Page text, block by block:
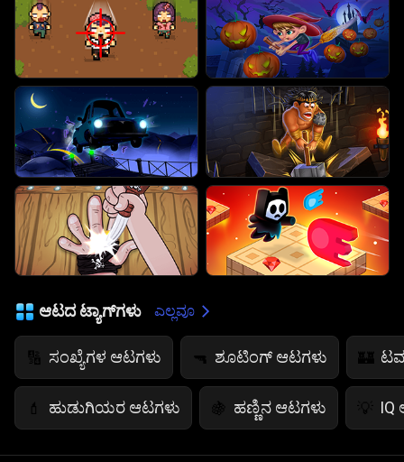
ಆಟದ ಟ್ಯಾಗ್‌ಗಳು ಎಲ್ಲವೂ
🔢 ಸಂಖ್ಯೆಗಳ ಆಟಗಳು 🔫 ಶೂಟಿಂಗ್ ಆಟಗಳು 🏰
💄 ಹುಡುಗಿಯರ ಆಟಗಳು 🍇 ಹಣ್ಣಿನ ಆಟಗಳು 💡 IQ